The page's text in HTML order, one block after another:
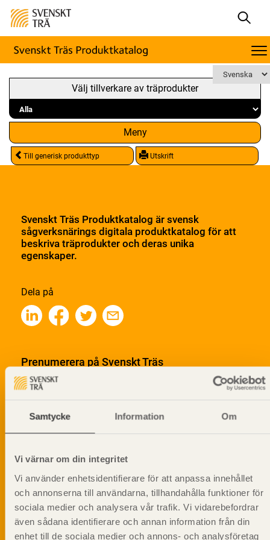
Samtycke Information Om
Vi värnar om din integritet
Vi använder enhetsidentifierare för att anpassa innehållet
och annonserna till användarna, tillhandahålla funktioner för
sociala medier och analysera vår trafik. Vi vidarebefordrar
även sådana identifierare och annan information från din
enhet till de sociala medier och annons- och analysföretag
Välj tillverkare av träprodukter
Meny
Till generisk produkttyp Utskrift
Svenskt Träs Produktkatalog är svensk
sågverksnärings digitala produktkatalog för att
beskriva träprodukter och deras unika
egenskaper.
Dela på
Prenumerera på Svenskt Träs
informationsutskick!